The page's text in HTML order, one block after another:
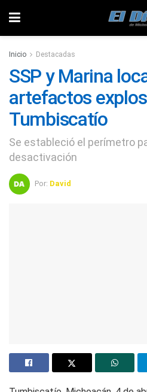
Inicio Destacadas
SSP y Marina
artefactos
Tumbiscatío
Se estableció el perímetro
desactivación
Por: David